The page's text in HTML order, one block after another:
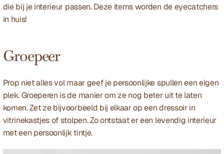
die bij je interieur passen. Deze items worden de eyecatchers
in huis!
Groepeer
Prop niet alles vol maar geef je persoonlijke spullen een eigen
plek. Groeperen is de manier om ze nog beter uit te laten
komen. Zet ze bijvoorbeeld bij elkaar op een dressoir in
vitrinekastjes of stolpen. Zo ontstaat er een levendig interieur
met een persoonlijk tintje.